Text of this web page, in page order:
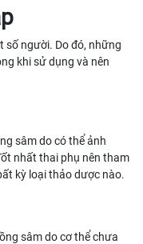
số người. Do đó, những
khi sử dụng và nên
sâm do có thể ảnh
nhất thai phụ nên tham
kỳ loại thảo dược nào.
sâm do cơ thể chưa